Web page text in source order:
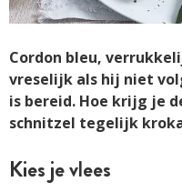
Cordon bleu,
vreselijk als hij niet
is bereid. Hoe krijg je
schnitzel tegelijk
Kies je vlees